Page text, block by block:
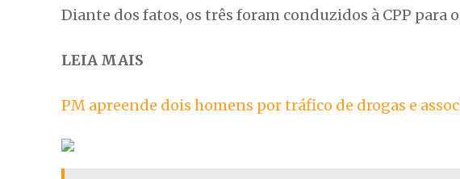
Diante dos fatos, os três foram conduzidos à CPP para
LEIA MAIS
PM apreende dois homens por tráfico de drogas e